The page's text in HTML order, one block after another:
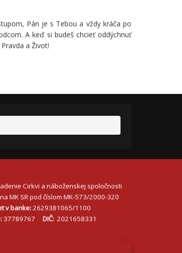
Pán je s Tebou a vždy kráča po
A keď si budeš chcieť oddýchnuť
a Život!
Cirkvi a náboženskej spoločnosti
MK SR pod číslom MK-573/2000-320
v banke:2629381065/1100
37789767 DIČ:2021658331